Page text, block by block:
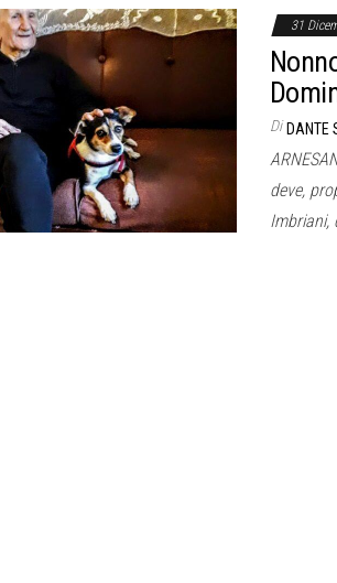
31
Di DANTE
deve,
Imbriani,